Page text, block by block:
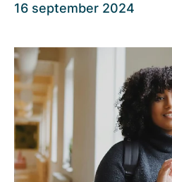
16 september 2024